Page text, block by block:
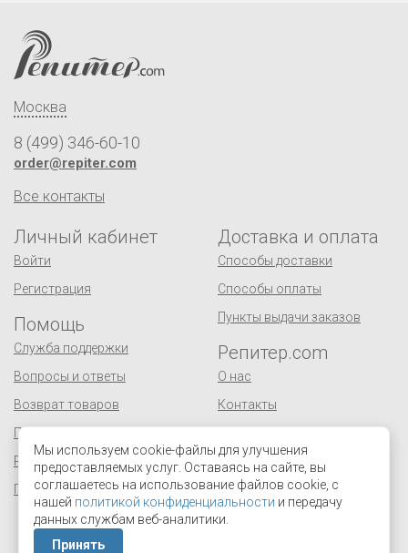
Москва
8 (499) 346-60-10
order@repiter.com
Все контакты
Личный кабинет
Войти
Регистрация
Помощь
Служба поддержки
Вопросы и ответы
Возврат товаров
Публичная оферта
Реквизиты
Персональные данные
Доставка и оплата
Способы доставки
Способы оплаты
Пункты выдачи заказов
Репитер.com
О нас
Контакты
Оптовым покупателям
Поставщикам
Отзывы и предложения
Мы используем cookie-файлы для улучшения
предоставляемых услуг. Оставаясь на сайте, вы
соглашаетесь на использование файлов cookie, с
нашей политикой конфиденциальности и передачу
данных службам веб-аналитики.
Принять